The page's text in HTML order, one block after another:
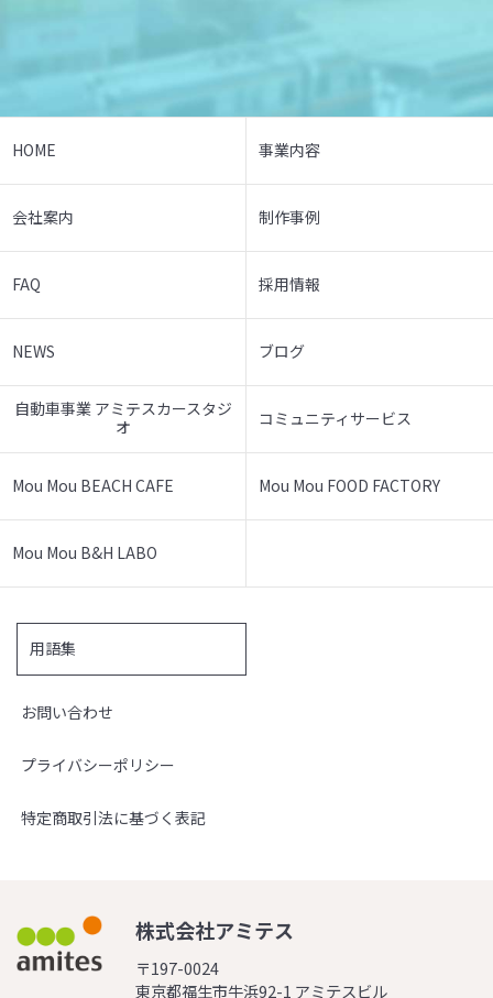
HOME 事業内容
会社案内 制作事例
FAQ 採用情報
NEWS ブログ
自動車事業 アミテスカースタジ
オ
コミュニティサービス
Mou Mou BEACH CAFE Mou Mou FOOD FACTORY
Mou Mou B&H LABO
用語集
お問い合わせ
プライバシーポリシー
特定商取引法に基づく表記
株式会社アミテス
〒197-0024
東京都福生市牛浜92-1 アミテスビル